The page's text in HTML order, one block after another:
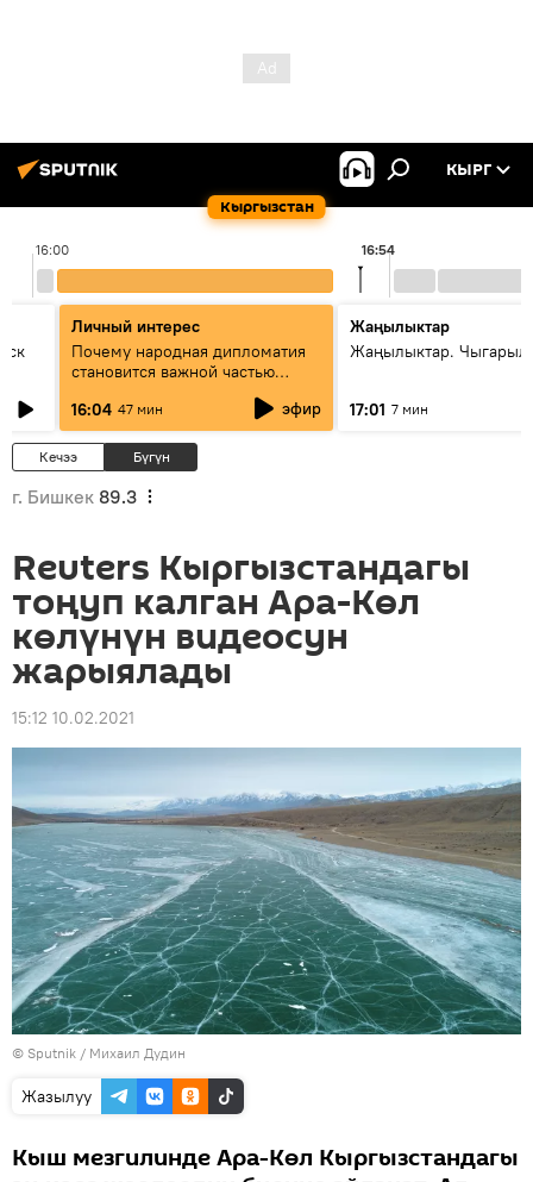
Кыргызстан
КЫРГ
16:00 16:54
Личный интерес
Почему народная дипломатия
становится важной частью
сотрудничества
16:04 47 мин эфир
Жаңылыктар
Жаңылыктар.
17:01 7 мин
Кечээ Бүгүн
г. Бишкек 89.3
Reuters Кыргызстандагы
тоңуп калган Ара-Көл
көлүнүн видеосун
жарыялады
15:12 10.02.2021
© Sputnik / Михаил Дудин
Жазылуу
Кыш мезгилинде Ара-Көл Кыргызстандагы